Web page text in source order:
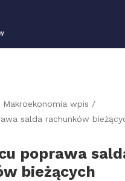
Makroekonomia wpis
salda rachunków
poprawa
bieżących